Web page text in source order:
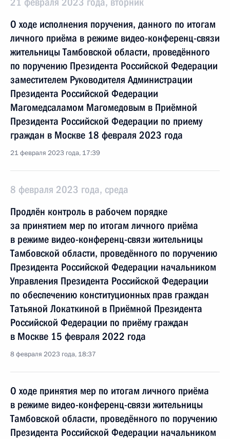
О ходе исполнения поручения, данного по итогам
личного приёма в режиме видео-конференц-связи
жительницы Тамбовской области, проведённого
по поручению Президента Российской Федерации
заместителем Руководителя Администрации
Президента Российской Федерации
Магомедсаламом Магомедовым в Приёмной
Президента Российской Федерации по приему
граждан в Москве 18 февраля 2023 года
21 февраля 2023 года, 17:39
8 февраля 2023 года, среда
Продлён контроль в рабочем порядке
за принятием мер по итогам личного приёма
в режиме видео-конференц-связи жительницы
Тамбовской области, проведённого по поручению
Президента Российской Федерации начальником
Управления Президента Российской Федерации
по обеспечению конституционных прав граждан
Татьяной Локаткиной в Приёмной Президента
Российской Федерации по приёму граждан
в Москве 15 февраля 2022 года
8 февраля 2023 года, 18:37
О ходе принятия мер по итогам личного приёма
в режиме видео-конференц-связи жительницы
Тамбовской области, проведённого по поручению
Президента Российской Федерации начальником